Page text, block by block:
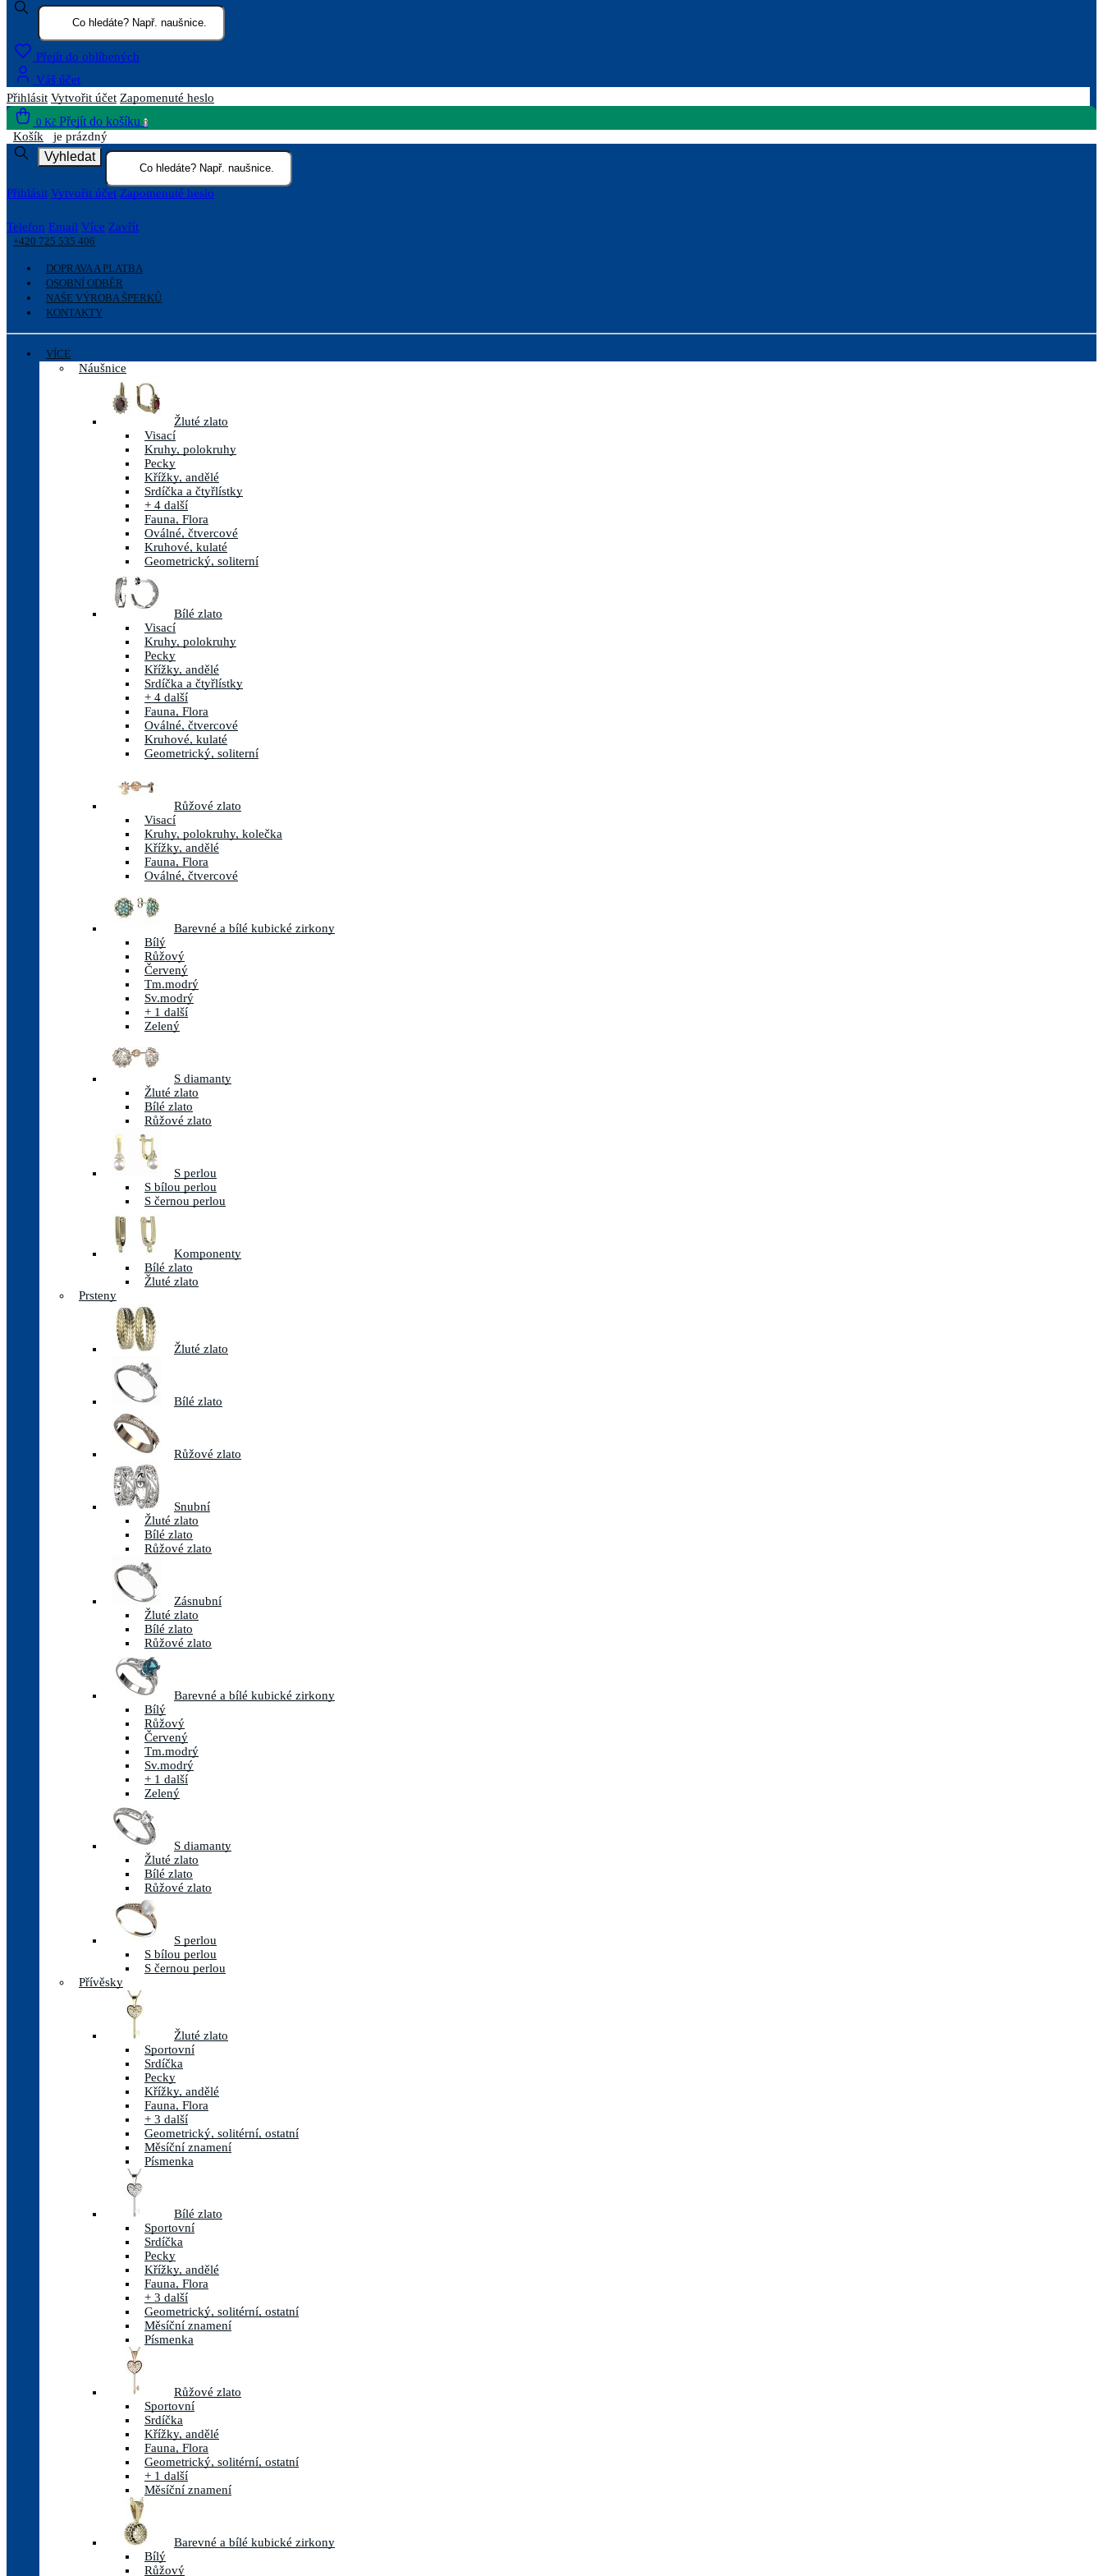
Přejít do oblíbených
Váš účet
Přihlásit Vytvořit účet Zapomenuté heslo
0 Kč Přejít do košíku 0
Košík je prázdný
Vyhledat
Přihlásit Vytvořit účet Zapomenuté heslo
Telefon Email Více Zavřít
+420 725 535 406
DOPRAVA A PLATBA
OSOBNÍ ODBĚR
NAŠE VÝROBA ŠPERKŮ
KONTAKTY
VÍCE
Náušnice
Žluté zlato
Visací
Kruhy, polokruhy
Pecky
Křížky, andělé
Srdíčka a čtyřlístky
+ 4 další
Fauna, Flora
Oválné, čtvercové
Kruhové, kulaté
Geometrický, soliterní
Bílé zlato
Visací
Kruhy, polokruhy
Pecky
Křížky, andělé
Srdíčka a čtyřlístky
+ 4 další
Fauna, Flora
Oválné, čtvercové
Kruhové, kulaté
Geometrický, soliterní
Růžové zlato
Visací
Kruhy, polokruhy, kolečka
Křížky, andělé
Fauna, Flora
Oválné, čtvercové
Barevné a bílé kubické zirkony
Bílý
Růžový
Červený
Tm.modrý
Sv.modrý
+ 1 další
Zelený
S diamanty
Žluté zlato
Bílé zlato
Růžové zlato
S perlou
S bílou perlou
S černou perlou
Komponenty
Bílé zlato
Žluté zlato
Prsteny
Žluté zlato
Bílé zlato
Růžové zlato
Snubní
Žluté zlato
Bílé zlato
Růžové zlato
Zásnubní
Žluté zlato
Bílé zlato
Růžové zlato
Barevné a bílé kubické zirkony
Bílý
Růžový
Červený
Tm.modrý
Sv.modrý
+ 1 další
Zelený
S diamanty
Žluté zlato
Bílé zlato
Růžové zlato
S perlou
S bílou perlou
S černou perlou
Přívěsky
Žluté zlato
Sportovní
Srdíčka
Pecky
Křížky, andělé
Fauna, Flora
+ 3 další
Geometrický, solitérní, ostatní
Měsíční znamení
Písmenka
Bílé zlato
Sportovní
Srdíčka
Pecky
Křížky, andělé
Fauna, Flora
+ 3 další
Geometrický, solitérní, ostatní
Měsíční znamení
Písmenka
Růžové zlato
Sportovní
Srdíčka
Křížky, andělé
Fauna, Flora
Geometrický, solitérní, ostatní
+ 1 další
Měsíční znamení
Barevné a bílé kubické zirkony
Bílý
Růžový